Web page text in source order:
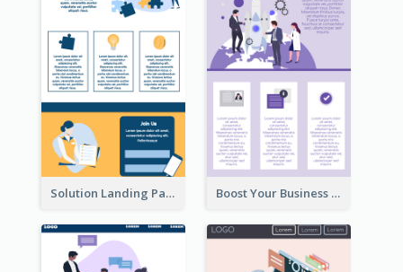
Solution Landing Page Boost Your Business Landing Page